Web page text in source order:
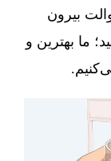
بیرون
ما بهترین و